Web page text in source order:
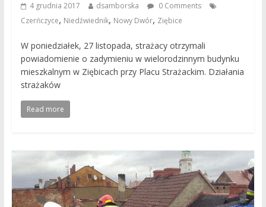
4 grudnia 2017 dsamborska
0 Comments
Czerńczyce, Niedźwiednik, Nowy Dwór, Ziębice
W poniedziałek, 27 listopada, strażacy otrzymali
powiadomienie o zadymieniu w wielorodzinnym budynku
mieszkalnym w Ziębicach przy Placu Strażackim. Działania
strażaków
Read more